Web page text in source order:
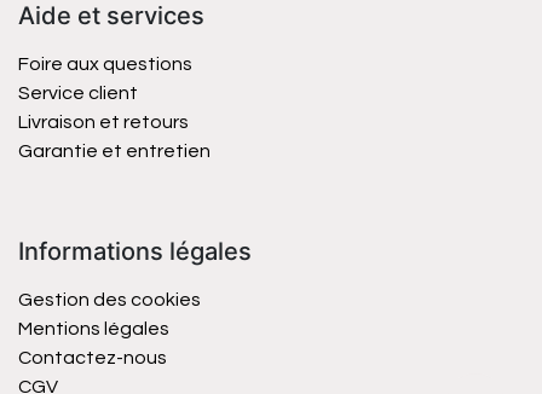
Aide et services
Foire aux questions
Service client
Livraison et retours
Garantie et entretien
Informations légales
Gestion des cookies
Mentions légales
Contactez-nous
CGV